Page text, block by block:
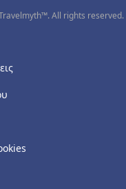
All rights reserved.